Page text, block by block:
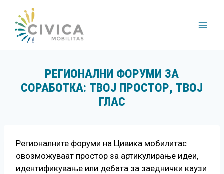
content
РЕГИОНАЛНИ ФОРУМИ ЗА
СОРАБОТКА: ТВОЈ ПРОСТОР, ТВОЈ
ГЛАС
Регионалните форуми на Цивика мобилитас
овозможуваат простор за артикулирање идеи,
идентификување или дебата за заеднички каузи